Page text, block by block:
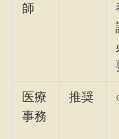
師
医療
事務
推奨